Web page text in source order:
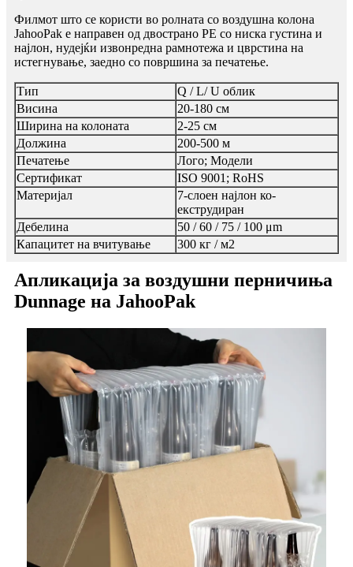
Филмот што се користи во ролната со воздушна колона
JahooPak е направен од двострано PE со ниска густина и
најлон, нудејќи извонредна рамнотежа и цврстина на
истегнување, заедно со површина за печатење.
Тип
Q / L/ U облик
Висина
20-180 см
Ширина на колоната
2-25 см
Должина
200-500 м
Печатење
Лого; Модели
Сертификат
ISO 9001; RoHS
Материјал
7-слоен најлон ко-
екструдиран
Дебелина
50 / 60 / 75 / 100 μm
Капацитет на вчитување
300 кг / м2
Апликација за воздушни перничиња
Dunnage на JahooPak